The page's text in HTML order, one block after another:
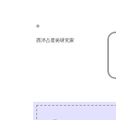
西洋占星術研究家